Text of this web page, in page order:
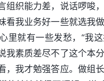
组织能力差，说话啰唆
看我业务好一些就选我
里就有一些发愁，“我
我素质差尽不了这个本
，我才勉强答应。做组